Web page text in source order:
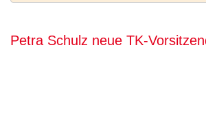
Petra Schulz neue TK-